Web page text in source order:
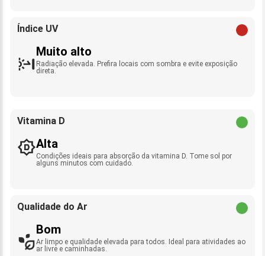
Índice UV
Muito alto
Radiação elevada. Prefira locais com sombra e evite exposição
direta.
Vitamina D
Alta
Condições ideais para absorção da vitamina D. Tome sol por
alguns minutos com cuidado.
Qualidade do Ar
Bom
Ar limpo e qualidade elevada para todos. Ideal para atividades ao
ar livre e caminhadas.